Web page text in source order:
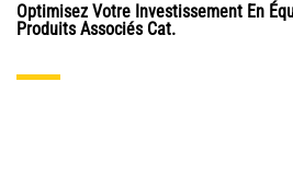
Optimisez Votre Investissement En
Produits Associés Cat.